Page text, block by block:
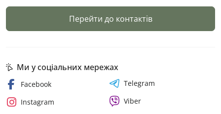
Перейти до контактів
Ми у соціальних мережах
Facebook
Instagram
Telegram
Viber